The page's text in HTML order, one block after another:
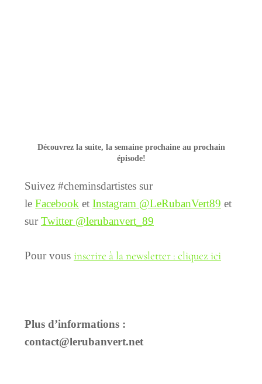
Découvrez la suite, la semaine prochaine au prochain
épisode!
Suivez #cheminsdartistes sur
le Facebook et Instagram @LeRubanVert89 et
sur Twitter @lerubanvert_89
Pour vous inscrire à la newsletter : cliquez ici
Plus d’informations :
contact@lerubanvert.net